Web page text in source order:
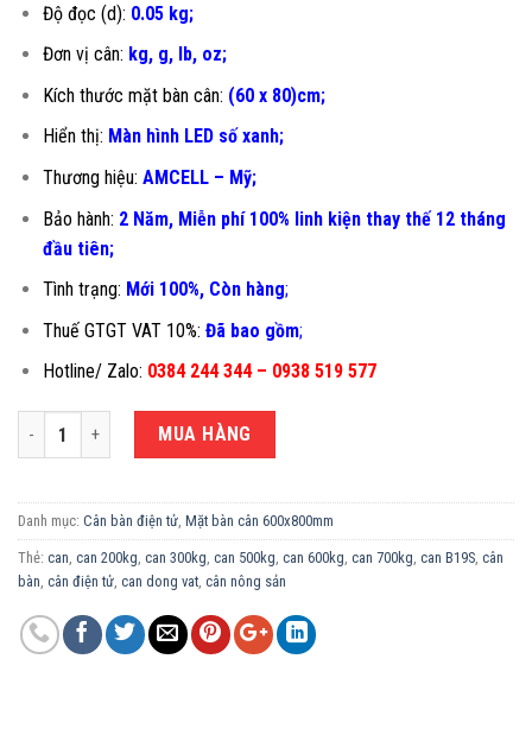
Độ đọc (d): 0.05 kg;
Đơn vị cân: kg, g, lb, oz;
Kích thước mặt bàn cân: (60 x 80)cm;
Hiển thị: Màn hình LED số xanh;
Thương hiệu: AMCELL – Mỹ;
Bảo hành: 2 Năm, Miễn phí 100% linh kiện thay thế 12 tháng
đầu tiên;
Tình trạng: Mới 100%, Còn hàng;
Thuế GTGT VAT 10%: Đã bao gồm;
Hotline/ Zalo: 0384 244 344 – 0938 519 577
CÂN BÀN ĐIỆN TỬ 300KG B19S-60X80CM số lượng
MUA HÀNG
Danh mục: Cân bàn điện tử, Mặt bàn cân 600x800mm
Thẻ: can, can 200kg, can 300kg, can 500kg, can 600kg, can 700kg, can B19S, cân
bàn, cân điện tử, can dong vat, cân nông sản